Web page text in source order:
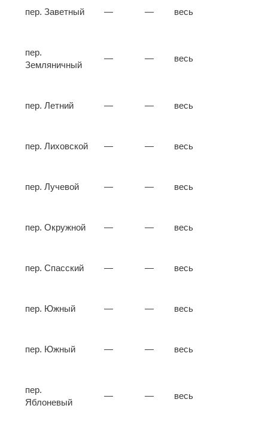
пер. Заветный — — весь
пер.
Земляничный
— — весь
пер. Летний — — весь
пер. Лиховской — — весь
пер. Лучевой — — весь
пер. Окружной — — весь
пер. Спасский — — весь
пер. Южный — — весь
пер. Южный — — весь
пер.
Яблоневый
— — весь